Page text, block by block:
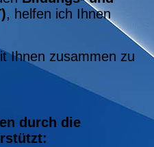
, helfen ich Ihnen
Ihnen zusammen zu
durch die